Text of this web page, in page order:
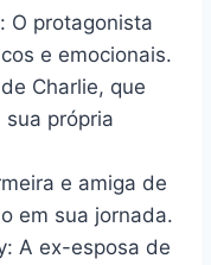
O protagonista
e emocionais.
Charlie, que
própria
e amiga de
em sua jornada.
A ex-esposa de